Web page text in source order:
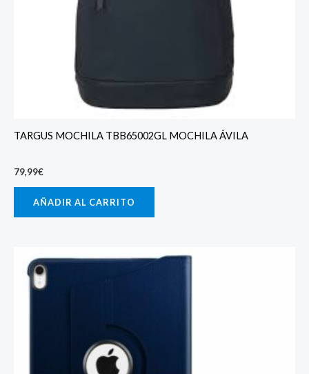
TARGUS MOCHILA TBB65002GL MOCHILA ÁVILA
79,99€
AÑADIR AL CARRITO